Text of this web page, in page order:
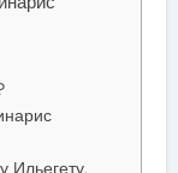
Ильегету,